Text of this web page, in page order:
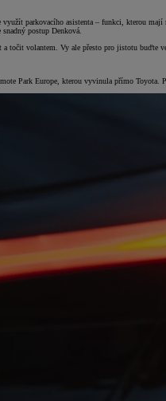
parkovacího asistenta – funkci, kterou
postup Denková.
a točit volantem. Vy ale přesto pro jistotu buďte
Park Europe, kterou vyvinula přímo